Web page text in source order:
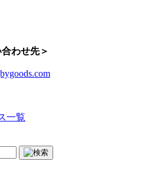
わせ先＞
一覧